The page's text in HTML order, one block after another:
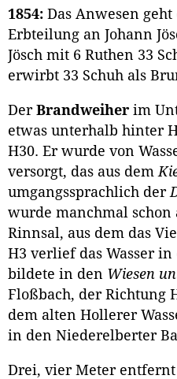
1854: Das Anwesen
Erbteilung an Johann
Jösch mit 6 Ruthen 33
erwirbt 33 Schuh als
Der Brandweiher im
etwas unterhalb hinter
H30. Er wurde von
versorgt, das aus dem
umgangssprachlich der
wurde manchmal
Rinnsal, aus dem das
H3 verlief das Wasser
bildete in den Wiesen
Floßbach, der Richtung
dem alten Hollerer
in den Niederelberter
Drei, vier Meter